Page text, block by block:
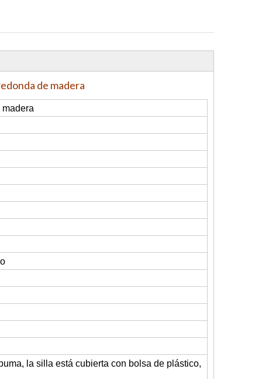
de madera
la silla está cubierta con bolsa de plástico,